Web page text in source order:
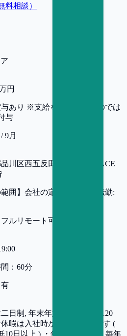
料相談）
円
与あり ※支給を保証するものでは
与
9月
川区西五反田3-6-32 TERRACE
囲 】 会社の定める事業所 転勤:
フルリモート可
：60分
有
二日制, 年末年始 年間休日：120
暇は入社時から付与されます (
10日以上 ) ・年次傷病休暇、毎年